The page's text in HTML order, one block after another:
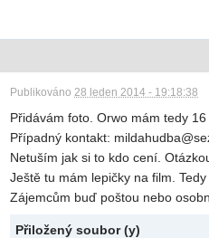
Publikováno28 leden 2014 - 19:18:38
Přidávám foto. Orwo mám tedy
Případný kontakt:
Netuším jak si to kdo cení.
Ještě tu mám lepičky na film.
Zájemcům buď poštou nebo
Přiložený soubor (y)